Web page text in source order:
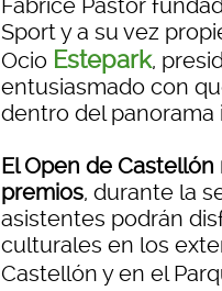
Fabrice Pastor
Sport y a su vez
Ocio Estepark,
entusiasmado con
dentro del panorama
El Open de
premios, durante la
asistentes podrán
culturales en los
Castellón y en el